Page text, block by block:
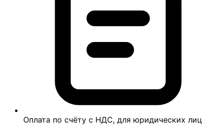
Оплата по счёту с НДС, для юридических лиц